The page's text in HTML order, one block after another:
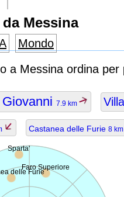
Messina
Mondo
a Messina ordina per
7.9 km
Castanea delle Furie 8 km
Faro Superiore
delle Furie
Sparta'